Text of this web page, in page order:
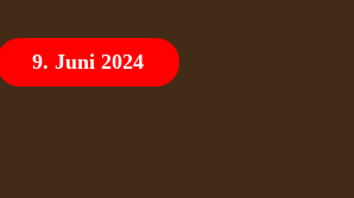
9. Juni 2024